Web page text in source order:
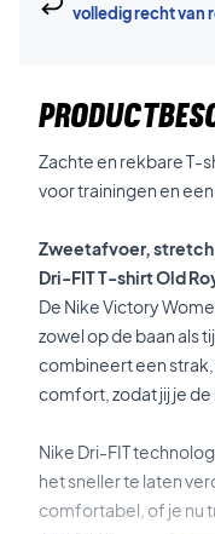
volledig recht van
Zachte en rekbare T-
voor trainingen en
Zweetafvoer,
Dri-FIT T-shirt Old
De Nike Victory
zowel op de baan als
combineert een
comfort, zodat jij je
Nike Dri-FIT
het sneller te laten
comfortabel, of je nu